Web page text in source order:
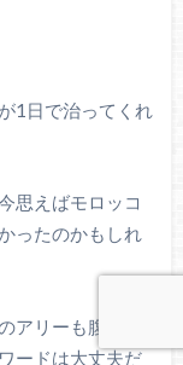
1日で治ってくれ
思えばモロッコ
ったのかもしれ
アリーも腹を壊
ードは大丈夫だ